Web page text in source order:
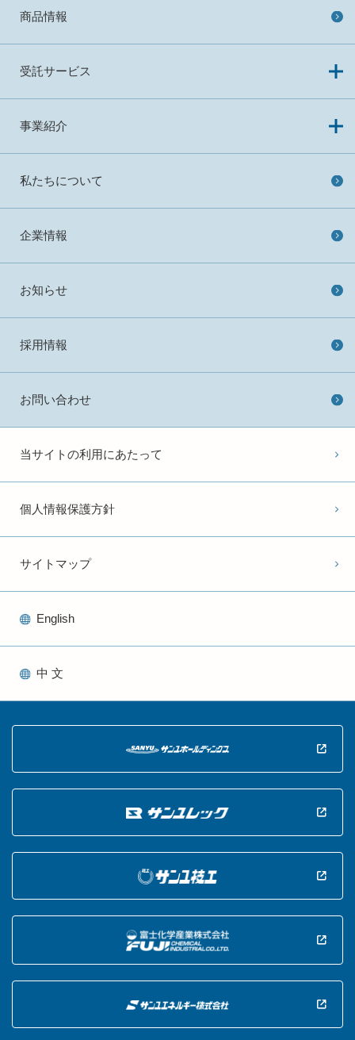
商品情報
受託サービス
事業紹介
私たちについて
企業情報
お知らせ
採用情報
お問い合わせ
当サイトの利用にあたって
個人情報保護方針
サイトマップ
English
中 文